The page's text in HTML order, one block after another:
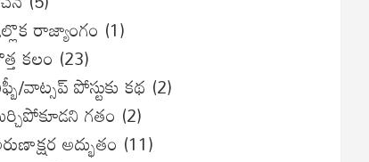
రాజ్యాంగం (1)
కలం (23)
వాట్సప్ పోస్టుకు కథ (2)
గతం (2)
అద్భుతం (11)